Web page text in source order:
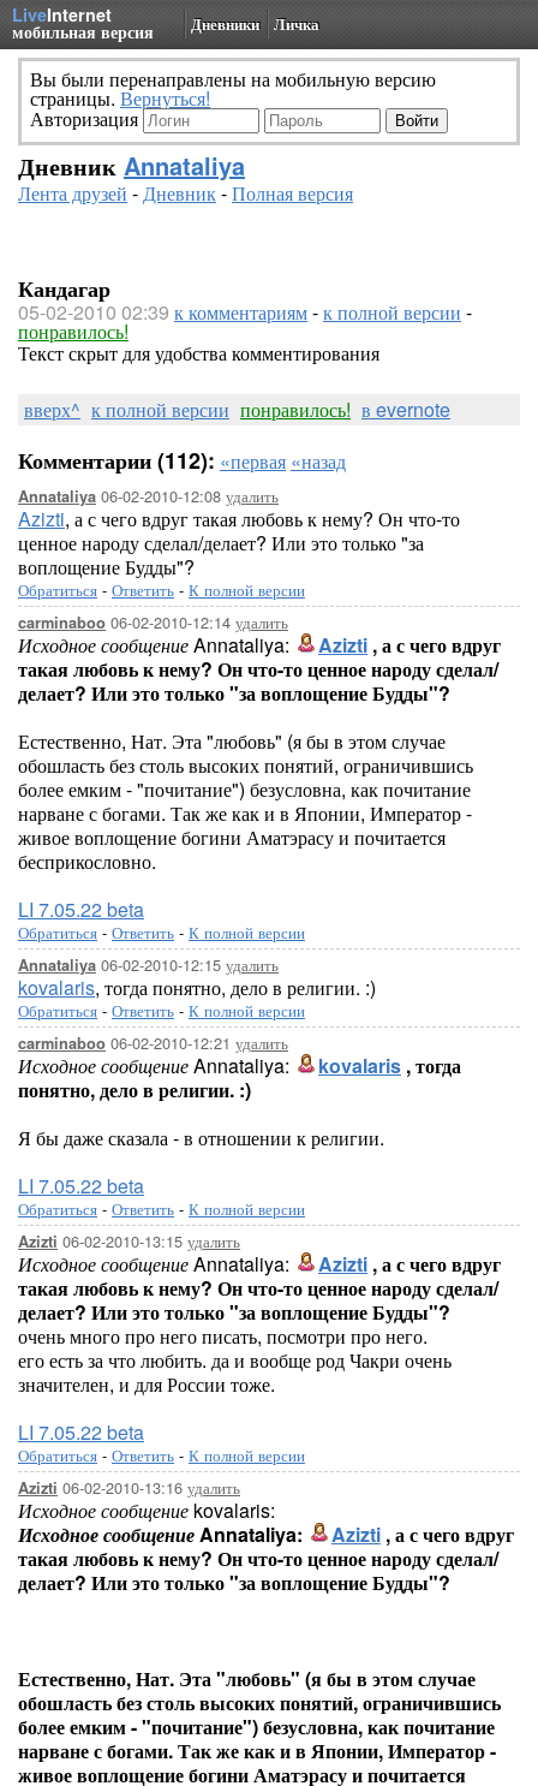
LiveInternet
мобильная версия Дневники Личка
Вы были перенаправлены на мобильную версию
страницы. Вернуться!
Авторизация
Дневник Annataliya
Лента друзей -Дневник-Полная версия
Кандагар
05-02-2010 02:39 к комментариям-к полной версии -
понравилось!
Текст скрыт для удобства комментирования
вверх^ к полной версии понравилось! в evernote
Комментарии (112): «первая «назад
Annataliya 06-02-2010-12:08 удалить
Azizti, а с чего вдруг такая любовь к нему? Он что-то
ценное народу сделал/делает? Или это только "за
воплощение Будды"?
Обратиться - Ответить - К полной версии
carminaboo 06-02-2010-12:14 удалить
Исходное сообщениеAnnataliya: Azizti , а с чего вдруг
такая любовь к нему? Он что-то ценное народу сделал/
делает? Или это только "за воплощение Будды"?
Естественно, Нат. Эта "любовь" (я бы в этом случае
обошласть без столь высоких понятий, ограничившись
более емким - "почитание") безусловна, как почитание
нарване с богами. Так же как и в Японии, Император -
живое воплощение богини Аматэрасу и почитается
бесприкословно.
LI 7.05.22 beta
Обратиться - Ответить - К полной версии
Annataliya 06-02-2010-12:15 удалить
kovalaris, тогда понятно, дело в религии. :)
Обратиться - Ответить - К полной версии
carminaboo 06-02-2010-12:21 удалить
Исходное сообщениеAnnataliya: kovalaris , тогда
понятно, дело в религии. :)
Я бы даже сказала - в отношении к религии.
LI 7.05.22 beta
Обратиться - Ответить - К полной версии
Azizti 06-02-2010-13:15 удалить
Исходное сообщениеAnnataliya: Azizti , а с чего вдруг
такая любовь к нему? Он что-то ценное народу сделал/
делает? Или это только "за воплощение Будды"?
очень много про него писать, посмотри про него.
его есть за что любить. да и вообще род Чакри очень
значителен, и для России тоже.
LI 7.05.22 beta
Обратиться - Ответить - К полной версии
Azizti 06-02-2010-13:16 удалить
Исходное сообщение kovalaris:
Исходное сообщениеAnnataliya: Azizti , а с чего вдруг
такая любовь к нему? Он что-то ценное народу сделал/
делает? Или это только "за воплощение Будды"?
Естественно, Нат. Эта "любовь" (я бы в этом случае
обошласть без столь высоких понятий, ограничившись
более емким - "почитание") безусловна, как почитание
нарване с богами. Так же как и в Японии, Император -
живое воплощение богини Аматэрасу и почитается